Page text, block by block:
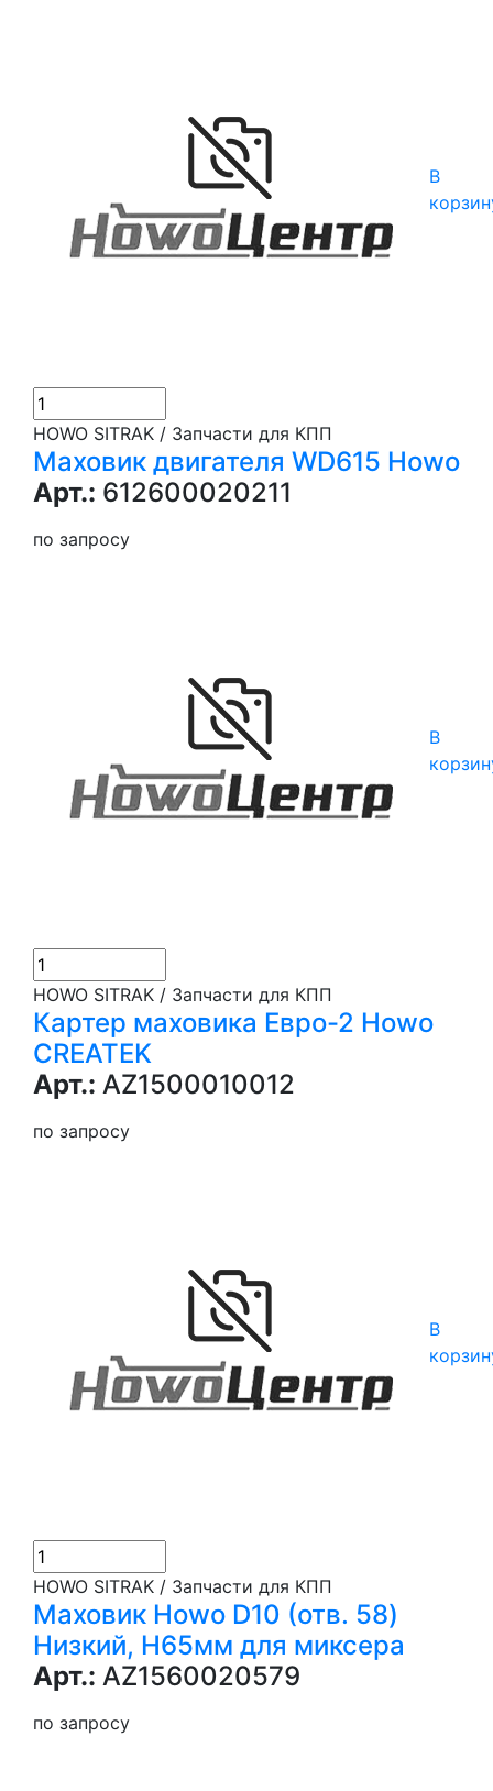
В
HOWO SITRAK / Запчасти для КПП
Маховик двигателя WD615 Howo
Арт.: 612600020211
по запросу
В
HOWO SITRAK / Запчасти для КПП
Картер маховика Евро-2 Howo
CREATEK
Арт.: AZ1500010012
по запросу
В
HOWO SITRAK / Запчасти для КПП
Маховик Howo D10 (отв. 58)
Низкий, H65мм для миксера
Арт.: AZ1560020579
по запросу